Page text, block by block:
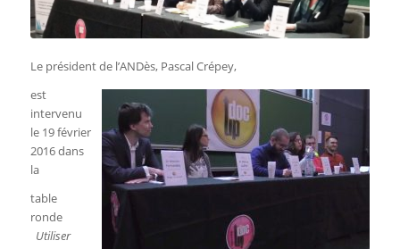
Le président de l’ANDès, Pascal Crépey,
est
intervenu
le 19 février
2016 dans
la
table
ronde
Utiliser